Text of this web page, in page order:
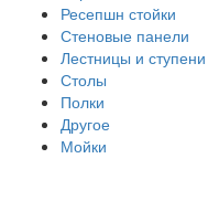
Ресепшн стойки
Стеновые панели
Лестницы и ступени
Столы
Полки
Другое
Мойки